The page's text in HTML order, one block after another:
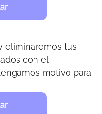
eliminaremos tus
con el
motivo para